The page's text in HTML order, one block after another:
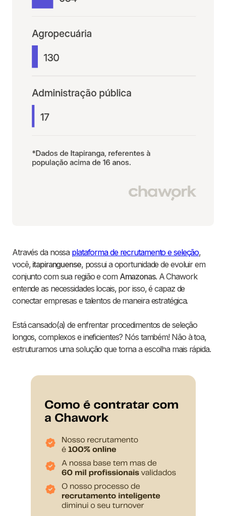
Através da nossa plataforma de recrutamento e seleção,
você, itapiranguense, possui a oportunidade de evoluir em
conjunto com sua região e com Amazonas. A Chawork
entende as necessidades locais, por isso, é capaz de
conectar empresas e talentos de maneira estratégica.
Está cansado(a) de enfrentar procedimentos de seleção
longos, complexos e ineficientes? Nós também! Não à toa,
estruturamos uma solução que torna a escolha mais rápida.